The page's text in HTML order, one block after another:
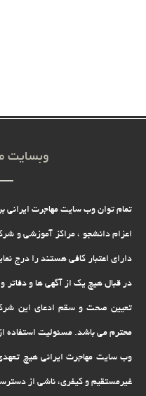
وبسایت
تمام توان وب سایت مهاجرت ایرانی
اعزام دانشجو ، مراکز آموزشی و
دارای اعتبار کافی هستند را درج
در قبال هیچ یک از آگهی ها و
تعیین صحت و سقم ادعای این
محترم می باشد. مسئولیت استفاده
وب سایت مهاجرت ایرانی هیچ
غیرمستقیم و کیفرى، ناشى از